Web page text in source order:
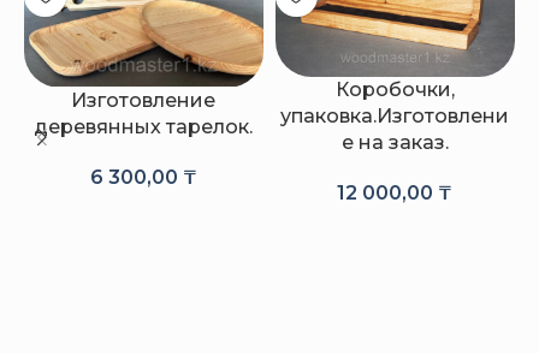
Изготовление
деревянных тарелок.
6 300,00 ₸
Коробочки,
упаковка.Изготовлени
е на заказ.
12 000,00 ₸